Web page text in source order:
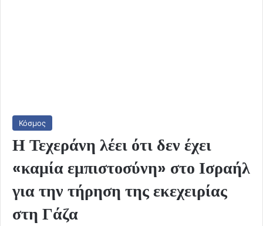
Κόσμος
Η Τεχεράνη λέει ότι δεν έχει
«καμία εμπιστοσύνη» στο Ισραήλ
για την τήρηση της εκεχειρίας
στη Γάζα